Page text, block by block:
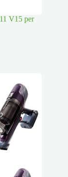
V15 per